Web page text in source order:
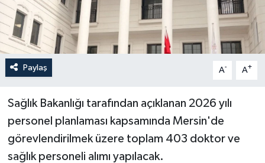
Paylaş A- A+
Sağlık Bakanlığı tarafından açıklanan 2026 yılı
personel planlaması kapsamında Mersin'de
görevlendirilmek üzere toplam 403 doktor ve
sağlık personeli alımı yapılacak.
Eği̇ti̇m